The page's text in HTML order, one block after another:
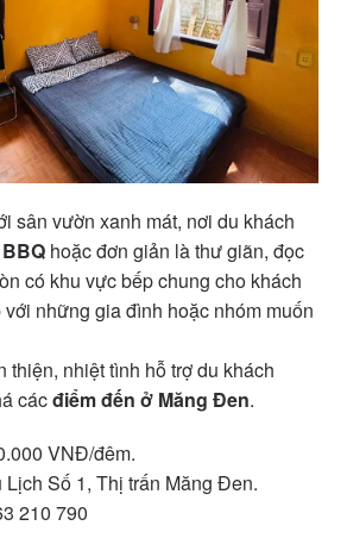
sân vườn xanh mát, nơi du khách
hoặc đơn giản là thư giãn, đọc
có khu vực bếp chung cho khách
những gia đình hoặc nhóm muốn
thiện, nhiệt tình hỗ trợ du khách
cácđiểm đến ở Măng Đen.
VNĐ/đêm.
Số 1, Thị trấn Măng Đen.
210 790